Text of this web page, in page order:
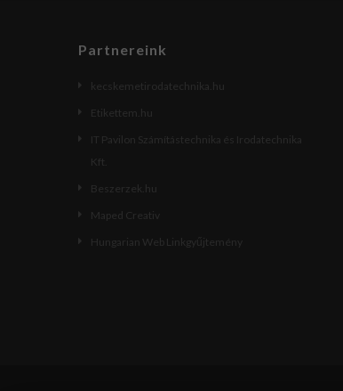
Partnereink
kecskemetirodatechnika.hu
Etikettem.hu
IT Pavilon Számítástechnika és Irodatechnika
Kft.
Beszerzek.hu
Maped Creativ
Hungarian Web Linkgyűjtemény